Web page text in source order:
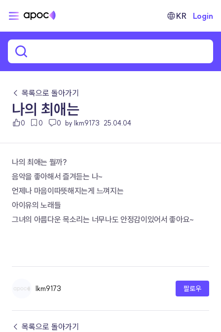
KR Login
← 목록으로 돌아가기
나의 최애는
0 0 0 by lkm9173 25.04.04
나의 최애는 뭘까?
음악을 좋아해서 즐겨듣는 나~
언제나 마음이따뜻해지는게 느껴지는
아이유의 노래들
그녀의 아름다운 목소리는 너무나도 안정감이있어서 좋아요~
lkm9173 팔로우
← 목록으로 돌아가기